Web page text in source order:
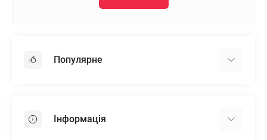
Популярне
Пінопласт
Інформація